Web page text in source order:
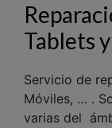
Tablets
Servicio de
Móviles, … .
varias del